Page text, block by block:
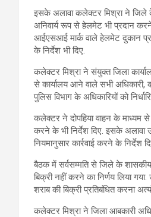
इसके अलावा कलेक्टर मिश्रा ने जिले के
अनिवार्य रूप से हेलमेट भी प्रदान
आईएसआई मार्क वाले हेलमेट दुकान
के निर्देश भी दिए.
कलेक्टर मिश्रा ने संयुक्त जिला
से कार्यालय आने वाले सभी अधिकारी,
पुलिस विभाग के अधिकारियों को
कलेक्टर ने दोपहिया वाहन के माध्यम से
करने के भी निर्देश दिए. इसके अलावा
नियमानुसार कार्रवाई करने के निर्देश
बैठक में सर्वसम्मति से जिले के शासकीय
बिक्री नहीं करने का निर्णय लिया
शराब की बिक्री प्रतिबंधित करना
कलेक्टर मिश्रा ने जिला आबकारी